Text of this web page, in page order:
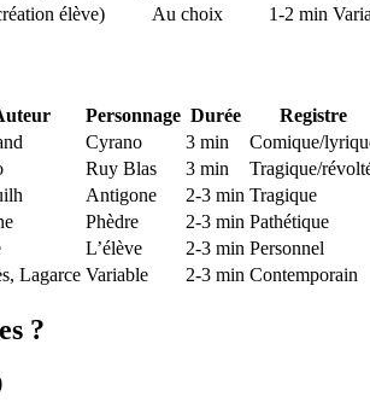
élève) Au choix 1-2 min
Personnage Durée
Registre
Cyrano 3 min
Comique/
Ruy Blas 3 min
Tragique/
Antigone 2-3 min Tragique
Phèdre 2-3 min Pathétique
L’élève 2-3 min Personnel
Lagarce Variable 2-3 min Contemporain
?